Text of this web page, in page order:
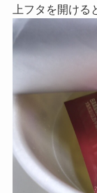
上フタを開ける